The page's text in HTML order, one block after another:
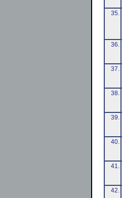
35.
36.
37.
38.
39.
40.
41.
42.